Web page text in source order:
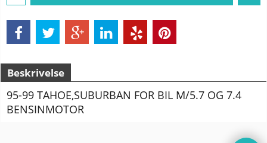
Beskrivelse
95-99 TAHOE,SUBURBAN FOR BIL M/5.7 OG 7.4
BENSINMOTOR